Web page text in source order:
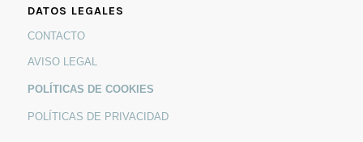
DATOS LEGALES
CONTACTO
AVISO LEGAL
POLÍTICAS DE COOKIES
POLÍTICAS DE PRIVACIDAD